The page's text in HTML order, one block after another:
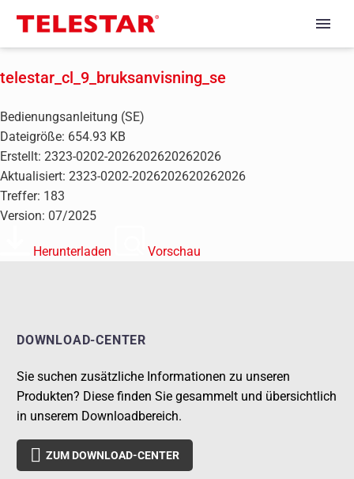
telestar_cl_9_bruksanvisning_se
Bedienungsanleitung (SE)
Dateigröße: 654.93 KB
Erstellt: 2323-0202-2026202620262026
Aktualisiert: 2323-0202-2026202620262026
Treffer: 183
Version: 07/2025
Herunterladen Vorschau
DOWNLOAD-CENTER
Sie suchen zusätzliche Informationen zu unseren
Produkten? Diese finden Sie gesammelt und übersichtlich
in unserem Downloadbereich.
 ZUM DOWNLOAD-CENTER